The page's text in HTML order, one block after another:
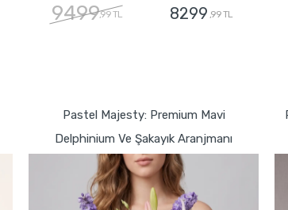
9499,99 TL 8299 ,99 TL
Pastel Majesty: Premium Mavi
Delphinium Ve Şakayık Aranjmanı